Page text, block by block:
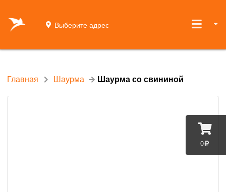
0
Выберите адрес
Главная Шаурма Шаурма со свининой